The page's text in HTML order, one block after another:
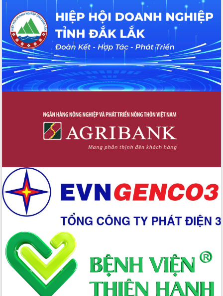
Đắk Lắk: Tôn vinh 46 giải pháp tại Hội
thi Sáng tạo Kỹ thuật 2024 - 2025
Đắk Lắk rà soát, điều chỉnh Đề án 190
về phát triển nuôi trồng thủy sản
Phó Chủ tịch UBND tỉnh Đắk Lắk
Trương Công Thái kiểm tra thực địa
Dự án cao tốc Khánh Hòa - Buôn Ma
Thuột
Định vị cà phê Việt Nam như một “di
Xây dựng nông thôn mới: Nâng cao đời
sống người dân từ những mô hình thiết
Quyết liệt tháo gỡ vướng mắc, đẩy
trong Khu kinh tế Nam Phú Yên
Hòn Yến phát triển du lịch gắn với bảo
tồn biển
Lấy ý kiến điều chỉnh Quy hoạch tỉnh
Đắk Lắk thời kỳ 2021-2030, tầm nhìn
Phát động chiến dịch 30 ngày đêm
giải phóng mặt bằng Tuyến đường bộ
ven biển
Đắk Lắk nỗ lực thúc đẩy tăng trưởng
kinh tế từ 10% trở lên trong Quý